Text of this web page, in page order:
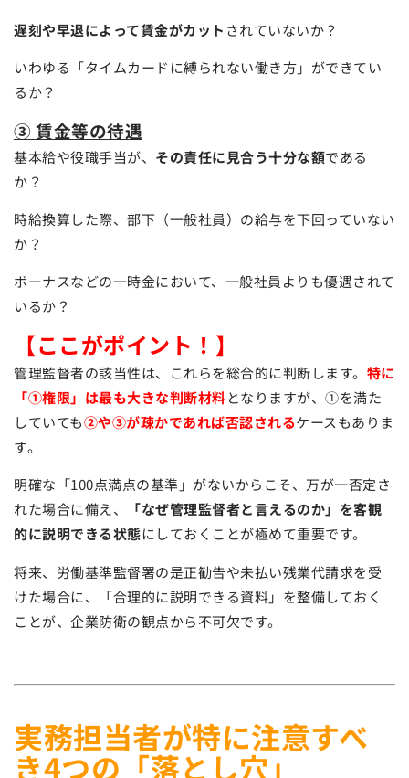
遅刻や早退によって賃金がカット されていないか？
いわゆる「タイムカードに縛られない働き方」ができてい
るか？
③ 賃金等の待遇
基本給や役職手当が、 その責任に見合う十分な額である
か？
時給換算した際、部下（一般社員）の給与を下回っていない
か？
ボーナスなどの一時金において、一般社員よりも優遇されて
いるか？
【ここがポイント！】
管理監督者の該当性は、これらを総合的に判断します。 特に
「①権限」は最も大きな判断材料となりますが、①を満た
していても②や③が疎かであれば否認されるケースもありま
す。
明確な「100点満点の基準」がないからこそ、万が一否定さ
れた場合に備え、
「なぜ管理監督者と言えるのか」を客観
的に説明できる状態にしておくことが極めて重要です。
将来、労働基準監督署の是正勧告や未払い残業代請求を受
けた場合に、「合理的に説明できる資料」を整備しておく
ことが、企業防衛の観点から不可欠です。
実務担当者が特に注意すべ
き4つの「落とし穴」